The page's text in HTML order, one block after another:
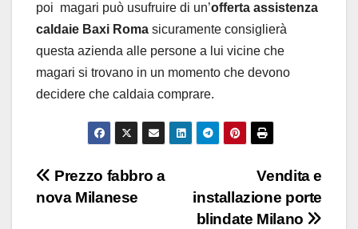
poi magari può usufruire di un’offerta assistenza
caldaie Baxi Roma sicuramente consiglierà
questa azienda alle persone a lui vicine che
magari si trovano in un momento che devono
decidere che caldaia comprare.
Navigazione
Vendita e
installazione porte
blindate Milano
Prezzo fabbro a
nova Milanese